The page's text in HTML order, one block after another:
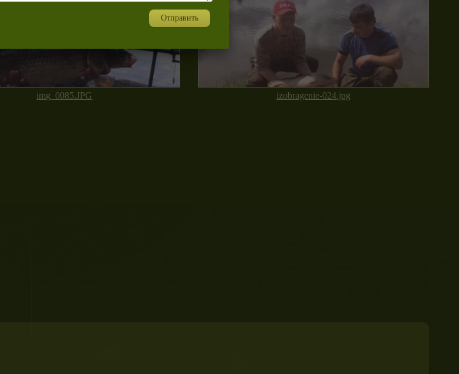
img_0085.JPG izobragenie-024.jpg
Отправить